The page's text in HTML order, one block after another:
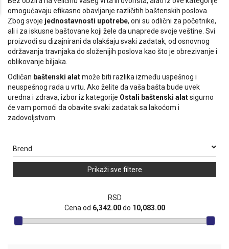
omogućavaju efikasno obavljanje različitih baštenskih poslova.
Zbog svoje jednostavnosti upotrebe, oni su odlični za početnike,
ali i za iskusne baštovane koji žele da unaprede svoje veštine. Svi
proizvodi su dizajnirani da olakšaju svaki zadatak, od osnovnog
održavanja travnjaka do složenijih poslova kao što je obrezivanje i
oblikovanje biljaka.
Odličan baštenski alatmože biti razlika između uspešnog i
neuspešnog rada u vrtu. Ako želite da vaša bašta bude uvek
uredna i zdrava, izbor iz kategorije Ostali baštenski alatsigurno
će vam pomoći da obavite svaki zadatak sa lakoćom i
zadovoljstvom.
Brend
Prikaži sve filtere
RSD
Cena od 6,342.00do 10,083.00